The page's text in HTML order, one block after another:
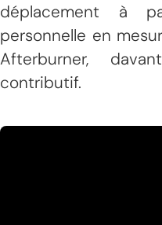
déplacement à
personnelle en
Afterburner,
contributif.